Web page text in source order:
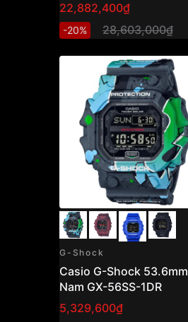
22,882,400₫
-20% 28,603,000₫
G-Shock
Casio G-Shock 53.6mm
Nam GX-56SS-1DR
5,329,600₫